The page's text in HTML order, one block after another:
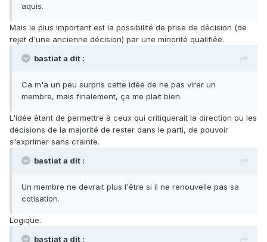
aquis.
Mais le plus important est la possibilité de prise de décision (de
rejet d'une ancienne décision) par une minorité qualifiée.
bastiat a dit :
Ca m'a un peu surpris cette idée de ne pas virer un
membre, mais finalement, ça me plait bien.
L'idée étant de permettre à ceux qui critiquerait la direction ou les
décisions de la majorité de rester dans le parti, de pouvoir
s'exprimer sans crainte.
bastiat a dit :
Un membre ne devrait plus l'être si il ne renouvelle pas sa
cotisation.
Logique.
bastiat a dit :